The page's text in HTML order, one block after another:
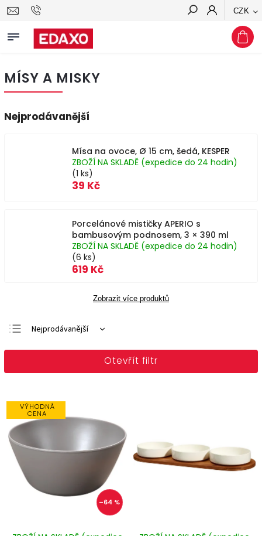
CZK
Hledat
MÍSY A MISKY
Nejprodávanější
Mísa na ovoce, Ø 15 cm, šedá, KESPER
ZBOŽÍ NA SKLADĚ (expedice do 24 hodin)
(1 ks)
39 Kč
Porcelánové mističky APERIO s
bambusovým podnosem, 3 × 390 ml
ZBOŽÍ NA SKLADĚ (expedice do 24 hodin)
(6 ks)
619 Kč
Zobrazit více produktů
Doporučujeme
Nejprodávanější
Abecedně
Otevřít filtr
VÝHODNÁ
CENA
–64 %